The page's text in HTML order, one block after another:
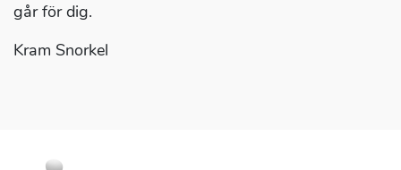
går för dig.
Kram Snorkel